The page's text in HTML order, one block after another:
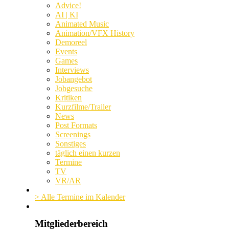
Advice!
AI | KI
Animated Music
Animation/VFX History
Demoreel
Events
Games
Interviews
Jobangebot
Jobgesuche
Kritiken
Kurzfilme/Trailer
News
Post Formats
Screenings
Sonstiges
täglich einen kurzen
Termine
TV
VR/AR
> Alle Termine im Kalender
Mitgliederbereich